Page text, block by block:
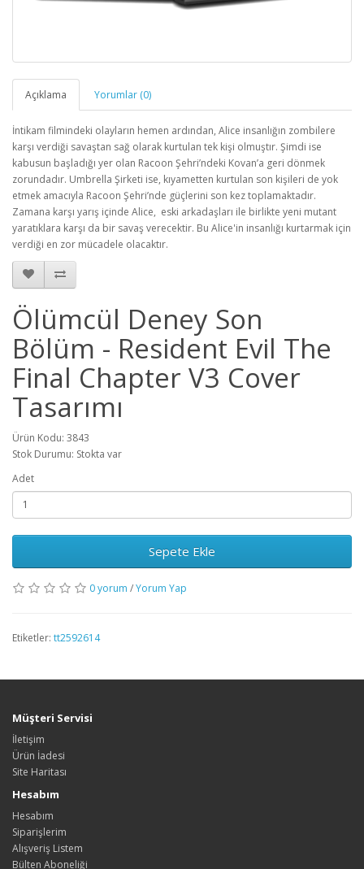
Açıklama Yorumlar (0)
İntikam filmindeki olayların hemen ardından, Alice insanlığın zombilere
karşı verdiği savaştan sağ olarak kurtulan tek kişi olmuştır. Şimdi ise
kabusun başladığı yer olan Racoon Şehri’ndeki Kovan’a geri dönmek
zorundadır. Umbrella Şirketi ise, kıyametten kurtulan son kişileri de yok
etmek amacıyla Racoon Şehri’nde güçlerini son kez toplamaktadır.
Zamana karşı yarış içinde Alice, eski arkadaşları ile birlikte yeni mutant
yaratıklara karşı da bir savaş verecektir. Bu Alice'in insanlığı kurtarmak için
verdiği en zor mücadele olacaktır.
Ölümcül Deney Son
Bölüm - Resident Evil The
Final Chapter V3 Cover
Tasarımı
Ürün Kodu: 3843
Stok Durumu: Stokta var
Adet
Sepete Ekle
0 yorum /Yorum Yap
Etiketler: tt2592614
Müşteri Servisi
İletişim
Ürün İadesi
Site Haritası
Hesabım
Hesabım
Siparişlerim
Alışveriş Listem
Bülten Aboneliği